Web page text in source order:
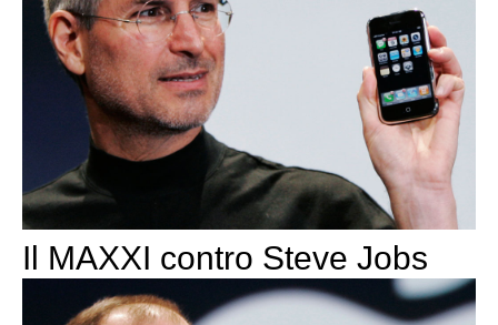
Il MAXXI contro Steve Jobs